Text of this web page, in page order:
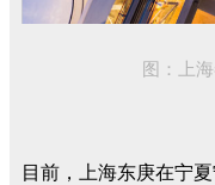
图：上
目前，上海东庚在宁